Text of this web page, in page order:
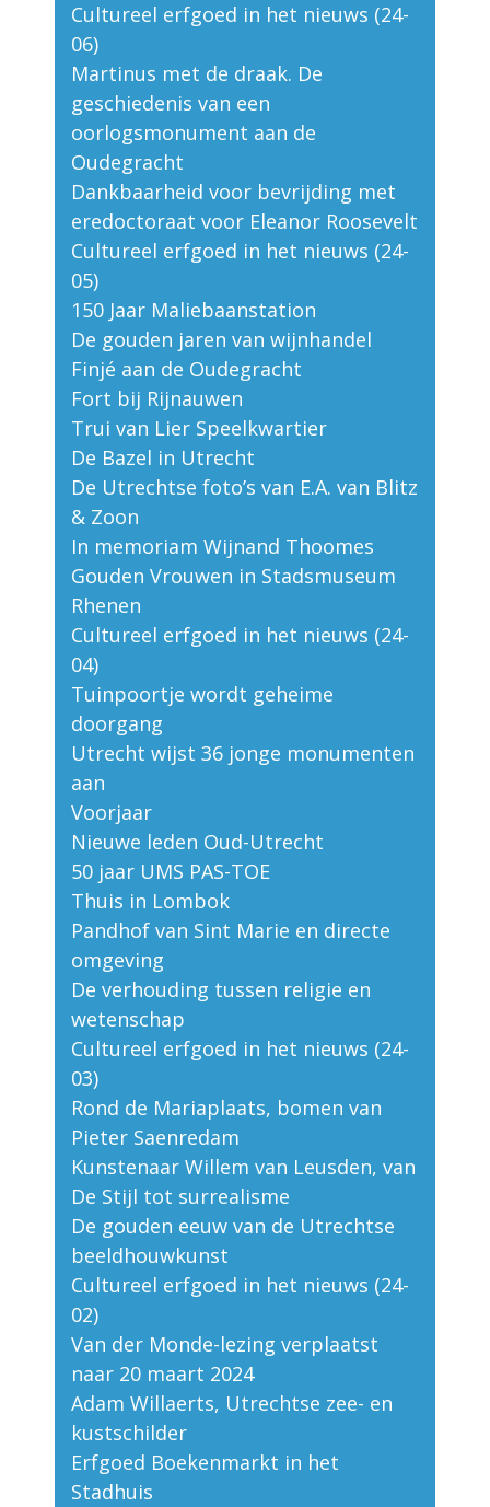
Cultureel erfgoed in het nieuws (24-
06)
Martinus met de draak. De
geschiedenis van een
oorlogsmonument aan de
Oudegracht
Dankbaarheid voor bevrijding met
eredoctoraat voor Eleanor Roosevelt
Cultureel erfgoed in het nieuws (24-
05)
150 Jaar Maliebaanstation
De gouden jaren van wijnhandel
Finjé aan de Oudegracht
Fort bij Rijnauwen
Trui van Lier Speelkwartier
De Bazel in Utrecht
De Utrechtse foto’s van E.A. van Blitz
& Zoon
In memoriam Wijnand Thoomes
Gouden Vrouwen in Stadsmuseum
Rhenen
Cultureel erfgoed in het nieuws (24-
04)
Tuinpoortje wordt geheime
doorgang
Utrecht wijst 36 jonge monumenten
aan
Voorjaar
Nieuwe leden Oud-Utrecht
50 jaar UMS PAS-TOE
Thuis in Lombok
Pandhof van Sint Marie en directe
omgeving
De verhouding tussen religie en
wetenschap
Cultureel erfgoed in het nieuws (24-
03)
Rond de Mariaplaats, bomen van
Pieter Saenredam
Kunstenaar Willem van Leusden, van
De Stijl tot surrealisme
De gouden eeuw van de Utrechtse
beeldhouwkunst
Cultureel erfgoed in het nieuws (24-
02)
Van der Monde-lezing verplaatst
naar 20 maart 2024
Adam Willaerts, Utrechtse zee- en
kustschilder
Erfgoed Boekenmarkt in het
Stadhuis